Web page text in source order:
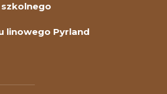
linowego Pyrland